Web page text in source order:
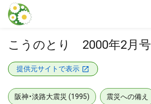
本文に飛ぶ
こうのとり 2000年2月号
提供元サイトで表示
阪神・淡路大震災 (1995) 震災への備え